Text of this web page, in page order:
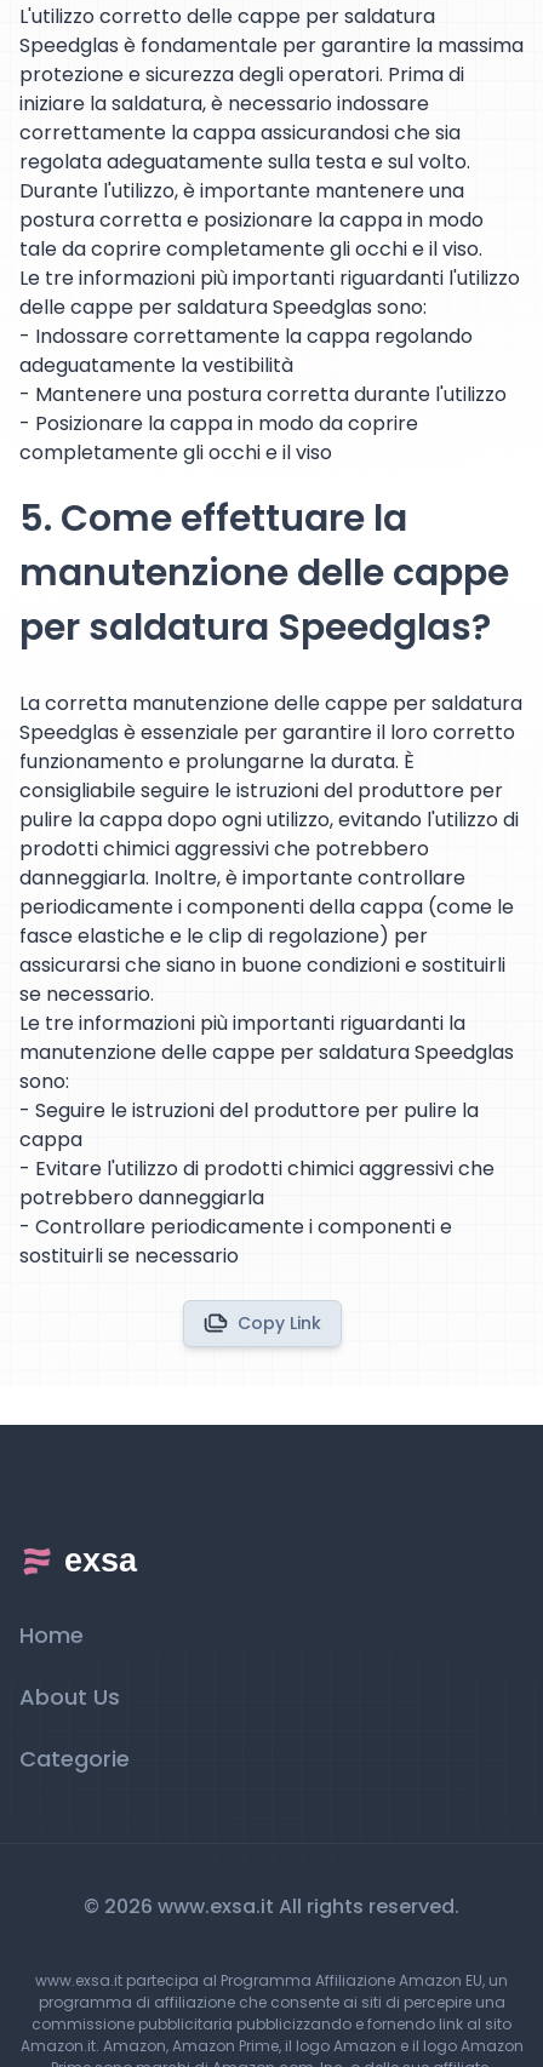
L'utilizzo corretto delle cappe per saldatura
Speedglas è fondamentale per garantire la massima
protezione e sicurezza degli operatori. Prima di
iniziare la saldatura, è necessario indossare
correttamente la cappa assicurandosi che sia
regolata adeguatamente sulla testa e sul volto.
Durante l'utilizzo, è importante mantenere una
postura corretta e posizionare la cappa in modo
tale da coprire completamente gli occhi e il viso.
Le tre informazioni più importanti riguardanti l'utilizzo
delle cappe per saldatura Speedglas sono:
- Indossare correttamente la cappa regolando
adeguatamente la vestibilità
- Mantenere una postura corretta durante l'utilizzo
- Posizionare la cappa in modo da coprire
completamente gli occhi e il viso
5. Come effettuare la
manutenzione delle cappe
per saldatura Speedglas?
La corretta manutenzione delle cappe per saldatura
Speedglas è essenziale per garantire il loro corretto
funzionamento e prolungarne la durata. È
consigliabile seguire le istruzioni del produttore per
pulire la cappa dopo ogni utilizzo, evitando l'utilizzo di
prodotti chimici aggressivi che potrebbero
danneggiarla. Inoltre, è importante controllare
periodicamente i componenti della cappa (come le
fasce elastiche e le clip di regolazione) per
assicurarsi che siano in buone condizioni e sostituirli
se necessario.
Le tre informazioni più importanti riguardanti la
manutenzione delle cappe per saldatura Speedglas
sono:
- Seguire le istruzioni del produttore per pulire la
cappa
- Evitare l'utilizzo di prodotti chimici aggressivi che
potrebbero danneggiarla
- Controllare periodicamente i componenti e
sostituirli se necessario
Copy Link
Home
About Us
Categorie
© 2026 www.exsa.it All rights reserved.
www.exsa.it partecipa al Programma Affiliazione Amazon EU, un
programma di affiliazione che consente ai siti di percepire una
commissione pubblicitaria pubblicizzando e fornendo link al sito
Amazon.it. Amazon, Amazon Prime, il logo Amazon e il logo Amazon